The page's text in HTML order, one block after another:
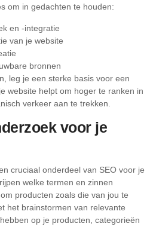
om in gedachten te houden:
en -integratie
van je website
bronnen
leg je een sterke basis voor een
website helpt om hoger te ranken in
verkeer aan te trekken.
voor je
cruciaal onderdeel van SEO voor je
welke termen en zinnen
producten zoals die van jou te
het brainstormen van relevante
op je producten, categorieën